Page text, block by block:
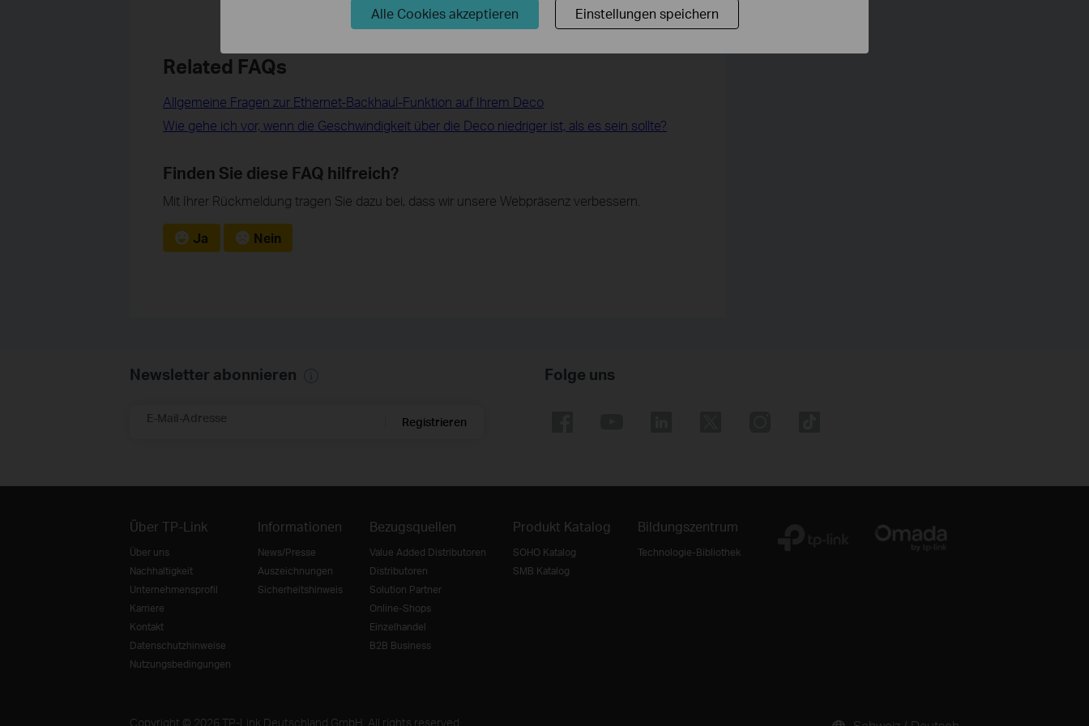
Related FAQs
Allgemeine Fragen zur Ethernet-Backhaul-Funktion auf Ihrem Deco
Wie gehe ich vor, wenn die Geschwindigkeit über die Deco niedriger ist, als es sein sollte?
Finden Sie diese FAQ hilfreich?
Mit Ihrer Rückmeldung tragen Sie dazu bei, dass wir unsere Webpräsenz verbessern.
Ja Nein
Newsletter abonnieren
E-Mail-Adresse Registrieren
Folge uns
Über TP-Link
Über uns
Nachhaltigkeit
Unternehmensprofil
Karriere
Kontakt
Datenschutzhinweise
Nutzungsbedingungen
Informationen
News/Presse
Auszeichnungen
Sicherheitshinweis
Bezugsquellen
Value Added Distributoren
Distributoren
Solution Partner
Online-Shops
Einzelhandel
B2B Business
Produkt Katalog
SOHO Katalog
SMB Katalog
Bildungszentrum
Technologie-Bibliothek
Copyright © 2026 TP-Link Deutschland GmbH. All rights reserved.
Alle Cookies akzeptieren Einstellungen speichern